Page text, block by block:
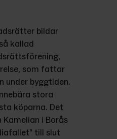
bildar
kallad
som fattar
under byggtiden.
stora
köparna. Det
i Borås
till slut